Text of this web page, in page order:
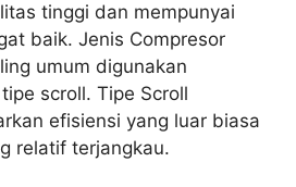
tinggi dan mempunyai
baik. Jenis Compresor
umum digunakan
scroll. Tipe Scroll
efisiensi yang luar biasa
relatif terjangkau.